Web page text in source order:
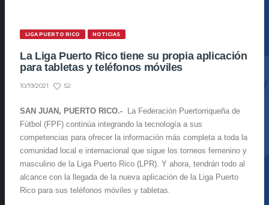
LIGA PUERTO RICO NOTICIAS
La Liga Puerto Rico tiene su propia aplicación
para tabletas y teléfonos móviles
10/19/2021 52
SAN JUAN, PUERTO RICO.- La Federación Puertorriqueña de
Fútbol (FPF) continúa integrando la tecnología a sus
competencias para ofrecer la información más completa a toda la
comunidad local e internacional que sigue los torneos femenino y
masculino de la Liga Puerto Rico (LPR). Y ahora, tendrán todo al
alcance con la llegada de la nueva aplicación de la Liga Puerto
Rico para sus teléfonos móviles y tabletas.